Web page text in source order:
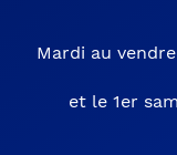
Mardi au
et le 1er